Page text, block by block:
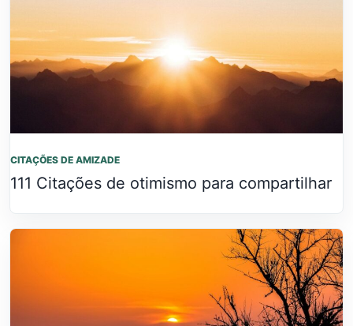
CITAÇÕES DE AMIZADE
111 Citações de otimismo para compartilhar